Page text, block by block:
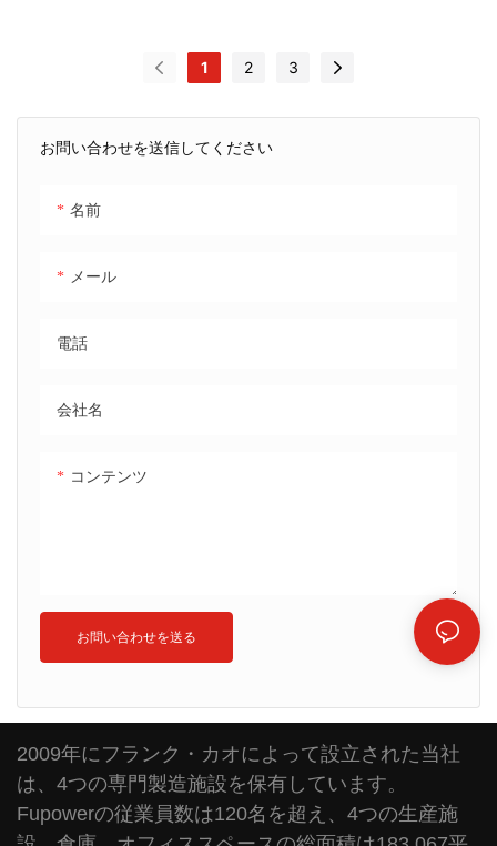
お問い合わせを送信してください
名前
メール
電話
会社名
コンテンツ
お問い合わせを送る
1 2 3
2009年にフランク・カオによって設立された当社
は、4つの専門製造施設を保有しています。
Fupowerの従業員数は120名を超え、4つの生産施